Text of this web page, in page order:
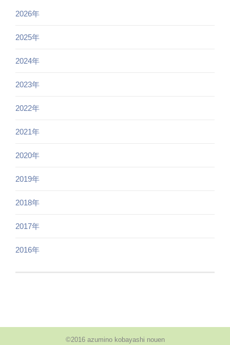
2026年
2025年
2024年
2023年
2022年
2021年
2020年
2019年
2018年
2017年
2016年
©2016 azumino kobayashi nouen